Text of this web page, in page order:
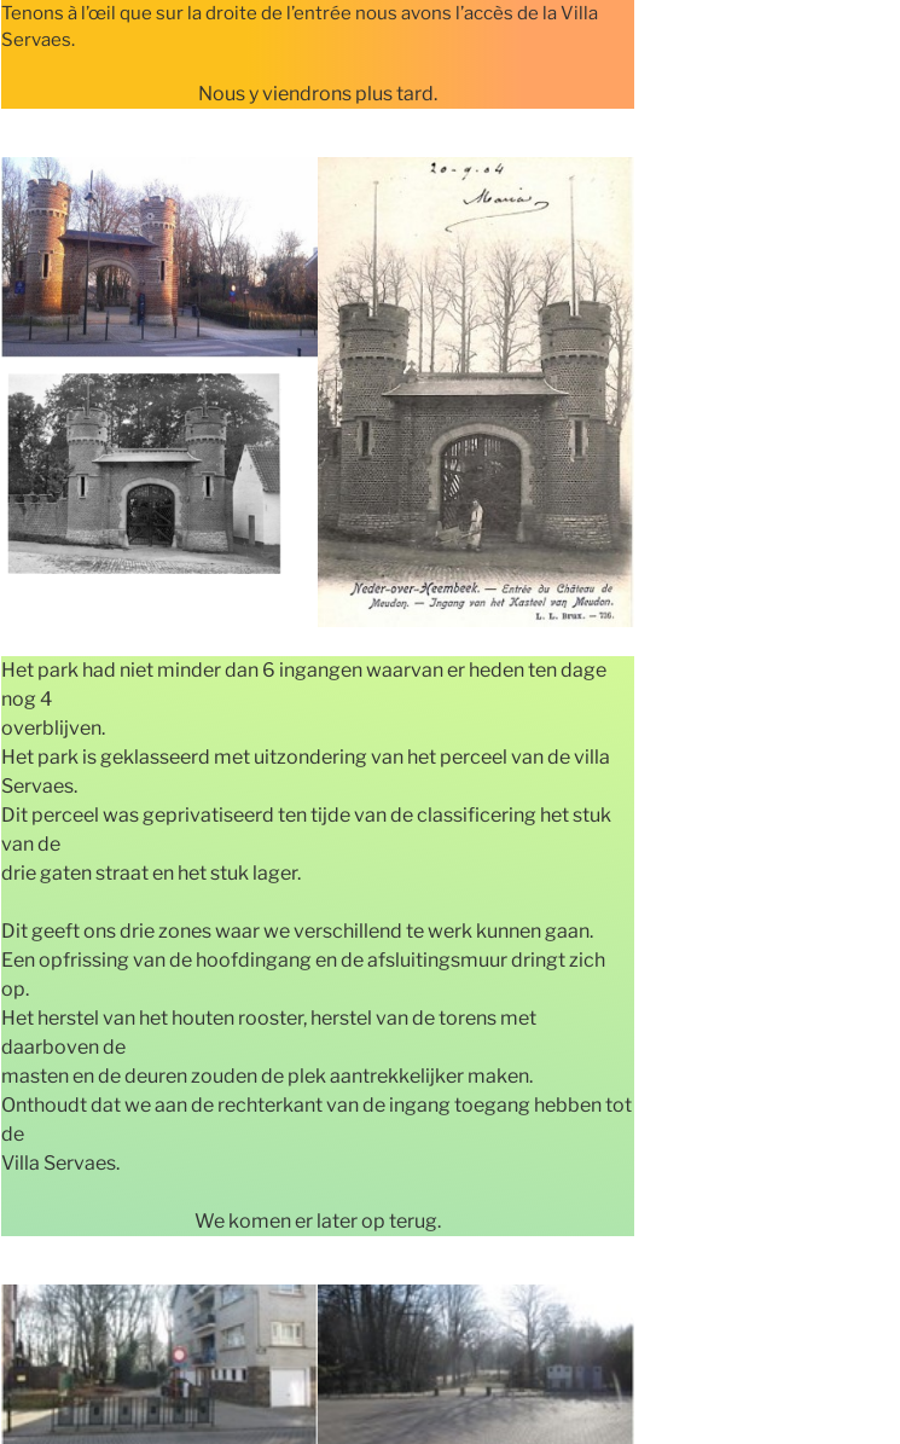
Tenons à l’œil que sur la droite de l’entrée nous avons l’accès de la Villa
Servaes.
Nous y viendrons plus tard.
Het park had niet minder dan 6 ingangen waarvan er heden ten dage
nog 4
overblijven.
Het park is geklasseerd met uitzondering van het perceel van de villa
Servaes.
Dit perceel was geprivatiseerd ten tijde van de classificering het stuk
van de
drie gaten straat en het stuk lager.
Dit geeft ons drie zones waar we verschillend te werk kunnen gaan.
Een opfrissing van de hoofdingang en de afsluitingsmuur dringt zich
op.
Het herstel van het houten rooster, herstel van de torens met
daarboven de
masten en de deuren zouden de plek aantrekkelijker maken.
Onthoudt dat we aan de rechterkant van de ingang toegang hebben tot
de
Villa Servaes.
We komen er later op terug.